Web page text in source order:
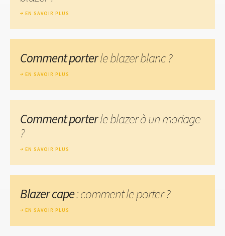
EN SAVOIR PLUS
Comment porterle blazer blanc ?
EN SAVOIR PLUS
Comment porterle blazer à un mariage
?
EN SAVOIR PLUS
Blazer cape: comment le porter ?
EN SAVOIR PLUS